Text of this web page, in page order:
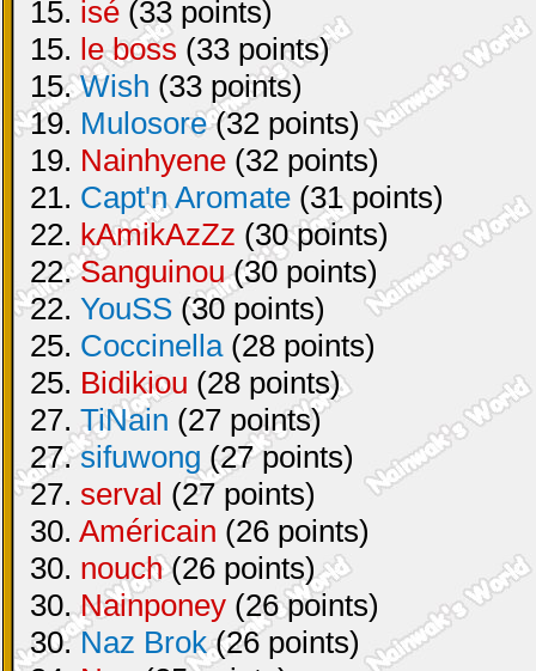
15. isé (33 points)
15. le boss (33 points)
15.Wish (33 points)
19. Mulosore(32 points)
19. Nainhyene (32 points)
21. Capt'n Aromate (31 points)
22. kAmikAzZz (30 points)
22.Sanguinou(30 points)
22. YouSS (30 points)
25. Coccinella(28 points)
25. Bidikiou (28 points)
27. TiNain (27 points)
27.sifuwong (27 points)
27. serval (27 points)
30. Américain (26 points)
30. nouch(26 points)
30.Nainponey (26 points)
30.Naz Brok(26 points)